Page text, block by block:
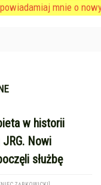
powiadamiaj mnie o
w historii
Nowi
służbę